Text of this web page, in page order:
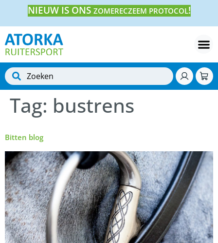
NIEUW IS ONS ZOMERECZEEM PROTOCOL!
Tag: bustrens
Bitten blog